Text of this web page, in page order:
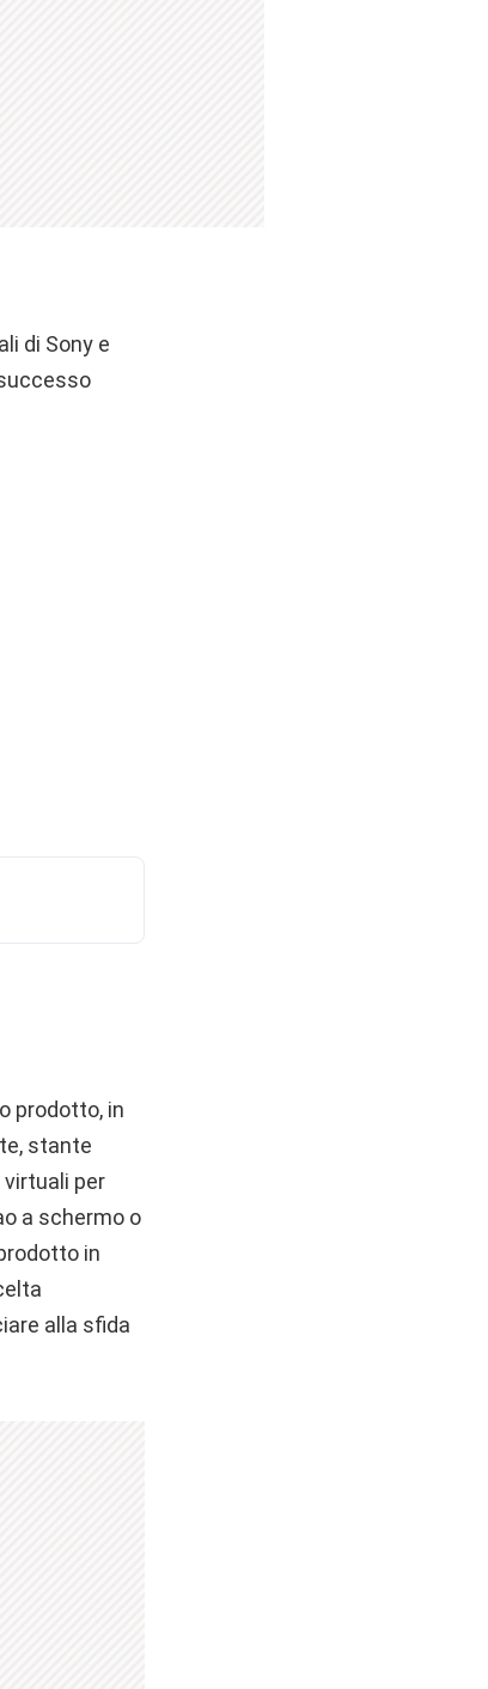
di Sony e
prodotto, in
stante
per
a schermo o
in
alla sfida